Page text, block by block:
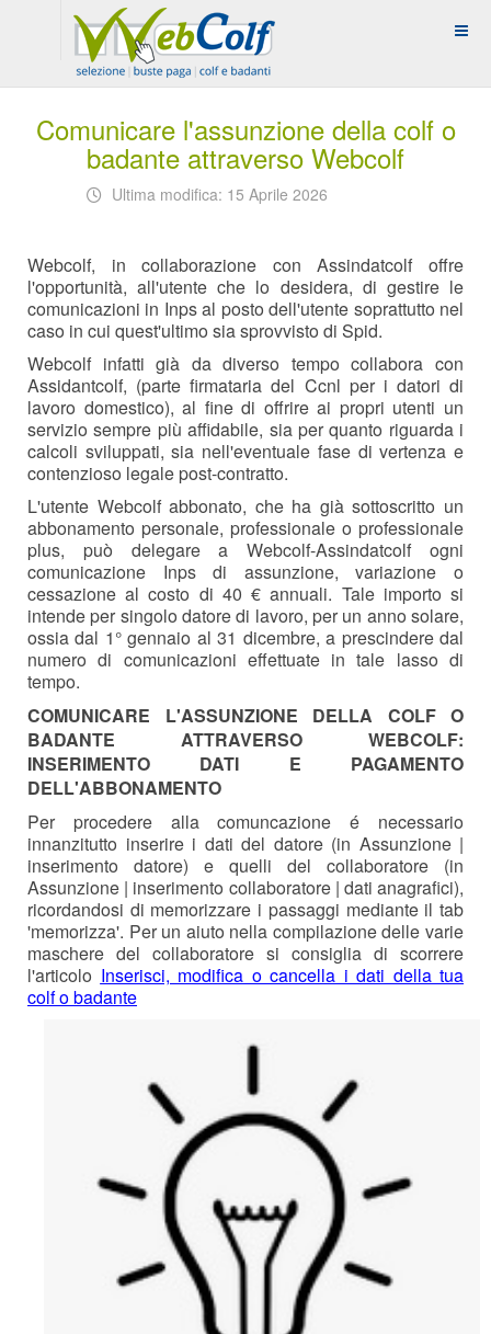
Comunicare l'assunzione della colf o
badante attraverso Webcolf
Ultima modifica: 15 Aprile 2026
Webcolf, in collaborazione con Assindatcolf offre
l'opportunità, all'utente che lo desidera, di gestire le
comunicazioni in Inps al posto dell'utente soprattutto nel
caso in cui quest'ultimo sia sprovvisto di Spid.
Webcolf infatti già da diverso tempo collabora con
Assidantcolf, (parte firmataria del Ccnl per i datori di
lavoro domestico), al fine di offrire ai propri utenti un
servizio sempre più affidabile, sia per quanto riguarda i
calcoli sviluppati, sia nell'eventuale fase di vertenza e
contenzioso legale post-contratto.
L'utente Webcolf abbonato, che ha già sottoscritto un
abbonamento personale, professionale o professionale
plus, può delegare a Webcolf-Assindatcolf ogni
comunicazione Inps di assunzione, variazione o
cessazione al costo di 40 € annuali. Tale importo si
intende per singolo datore di lavoro, per un anno solare,
ossia dal 1° gennaio al 31 dicembre, a prescindere dal
numero di comunicazioni effettuate in tale lasso di
tempo.
COMUNICARE L'ASSUNZIONE DELLA COLF O
BADANTE ATTRAVERSO WEBCOLF:
INSERIMENTO DATI E PAGAMENTO
DELL'ABBONAMENTO
Per procedere alla comuncazione é necessario
innanzitutto inserire i dati del datore (in Assunzione |
inserimento datore) e quelli del collaboratore (in
Assunzione | inserimento collaboratore | dati anagrafici),
ricordandosi di memorizzare i passaggi mediante il tab
'memorizza'. Per un aiuto nella compilazione delle varie
maschere del collaboratore si consiglia di scorrere
l'articolo Inserisci, modifica o cancella i dati della tua
colf o badante